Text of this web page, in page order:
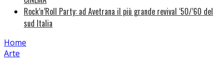
Rock’n’Roll Party: ad Avetrana il più grande revival ‘50/’60 del
sud Italia
Home
Arte